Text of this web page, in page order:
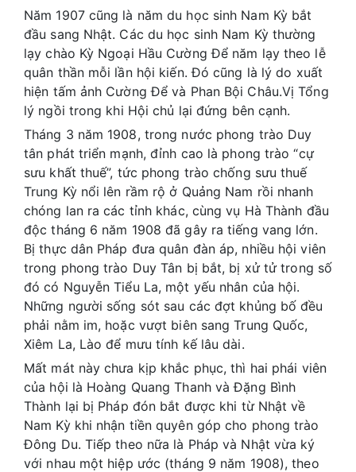
Năm 1907 cũng là năm du học sinh Nam Kỳ bắt
đầu sang Nhật. Các du học sinh Nam Kỳ thường
lạy chào Kỳ Ngoại Hầu Cường Để năm lạy theo lễ
quân thần mỗi lần hội kiến. Đó cũng là lý do xuất
hiện tấm ảnh Cường Để và Phan Bội Châu.Vị Tổng
lý ngồi trong khi Hội chủ lại đứng bên cạnh.
Tháng 3 năm 1908, trong nước phong trào Duy
tân phát triển mạnh, đỉnh cao là phong trào “cự
sưu khất thuế”, tức phong trào chống sưu thuế
Trung Kỳ nổi lên rầm rộ ở Quảng Nam rồi nhanh
chóng lan ra các tỉnh khác, cùng vụ Hà Thành đầu
độc tháng 6 năm 1908 đã gây ra tiếng vang lớn.
Bị thực dân Pháp đưa quân đàn áp, nhiều hội viên
trong phong trào Duy Tân bị bắt, bị xử tử trong số
đó có Nguyễn Tiểu La, một yếu nhân của hội.
Những người sống sót sau các đợt khủng bố đều
phải nằm im, hoặc vượt biên sang Trung Quốc,
Xiêm La, Lào để mưu tính kế lâu dài.
Mất mát này chưa kịp khắc phục, thì hai phái viên
của hội là Hoàng Quang Thanh và Đặng Bình
Thành lại bị Pháp đón bắt được khi từ Nhật về
Nam Kỳ khi nhận tiền quyên góp cho phong trào
Đông Du. Tiếp theo nữa là Pháp và Nhật vừa ký
với nhau một hiệp ước (tháng 9 năm 1908), theo